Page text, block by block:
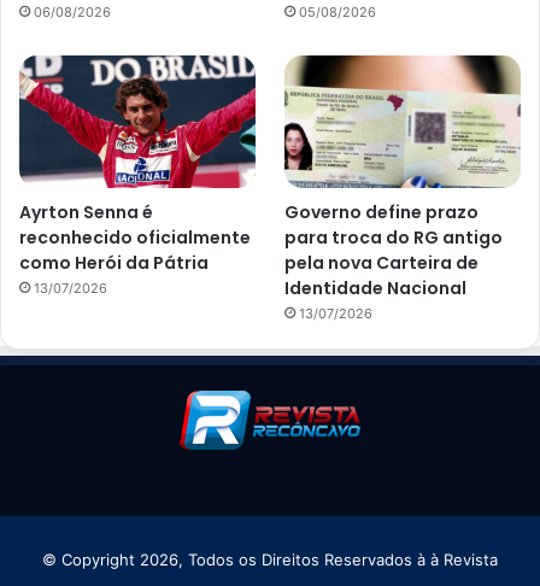
06/08/2026 05/08/2026
Ayrton Senna é
reconhecido oficialmente
como Herói da Pátria
13/07/2026
Governo define prazo
para troca do RG antigo
pela nova Carteira de
Identidade Nacional
13/07/2026
© Copyright 2026, Todos os Direitos Reservados à à Revista